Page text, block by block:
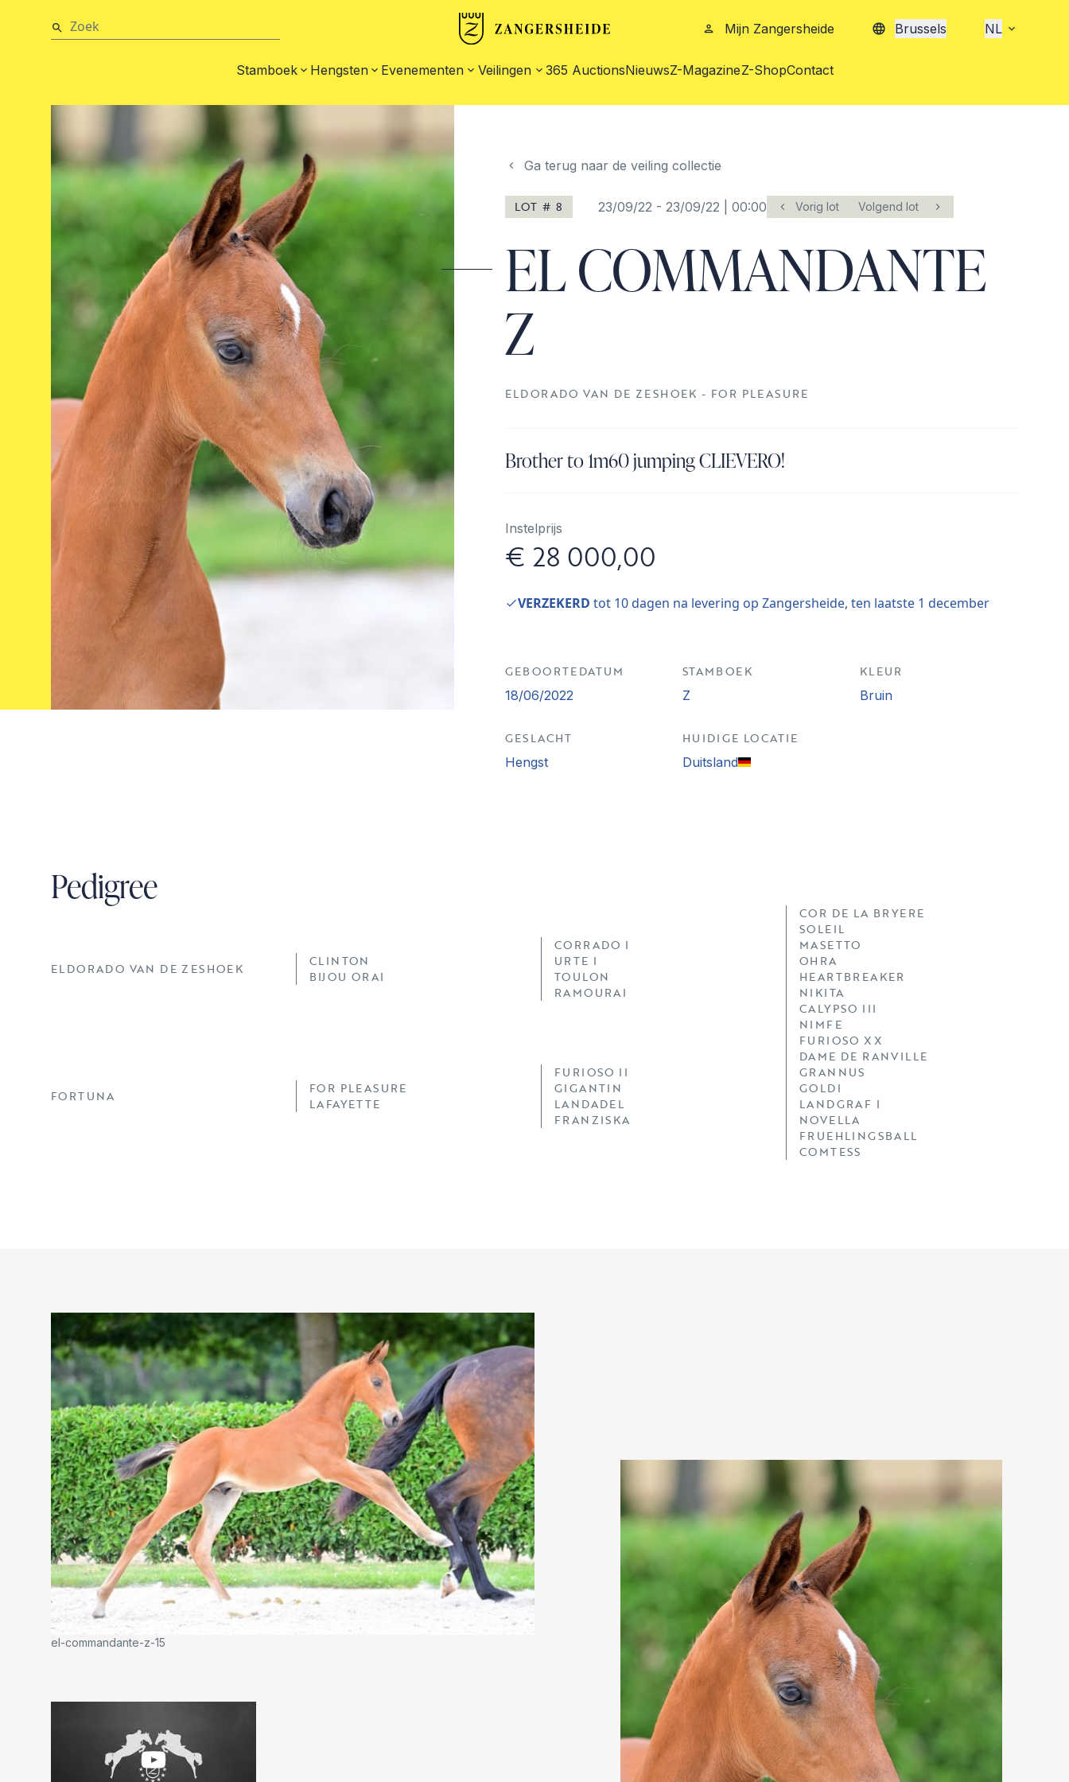
Mijn Zangersheide Brussels NL
Stamboek Hengsten Evenementen Veilingen 365 AuctionsNieuwsZ-MagazineZ-ShopContact
Ga terug naar de veiling collectie
LOT # 8 23/09/22 - 23/09/22 | 00:00 Vorig lot Volgend lot
EL COMMANDANTE
Z
ELDORADO VAN DE ZESHOEK - FOR PLEASURE
Brother to 1m60 jumping CLIEVERO!
Instelprijs
€ 28 000,00
VERZEKERD tot 10 dagen na levering op Zangersheide, ten laatste 1 december
GEBOORTEDATUM
18/06/2022
STAMBOEK
Z
KLEUR
Bruin
GESLACHT
Hengst
HUIDIGE LOCATIE
Duitsland
Pedigree
ELDORADO VAN DE ZESHOEK
CLINTON
BIJOU ORAI
CORRADO I
URTE I
TOULON
RAMOURAI
COR DE LA BRYERE
SOLEIL
MASETTO
OHRA
HEARTBREAKER
NIKITA
CALYPSO III
NIMFE
FORTUNA
FOR PLEASURE
LAFAYETTE
FURIOSO II
GIGANTIN
LANDADEL
FRANZISKA
FURIOSO XX
DAME DE RANVILLE
GRANNUS
GOLDI
LANDGRAF I
NOVELLA
FRUEHLINGSBALL
COMTESS
el-commandante-z-15